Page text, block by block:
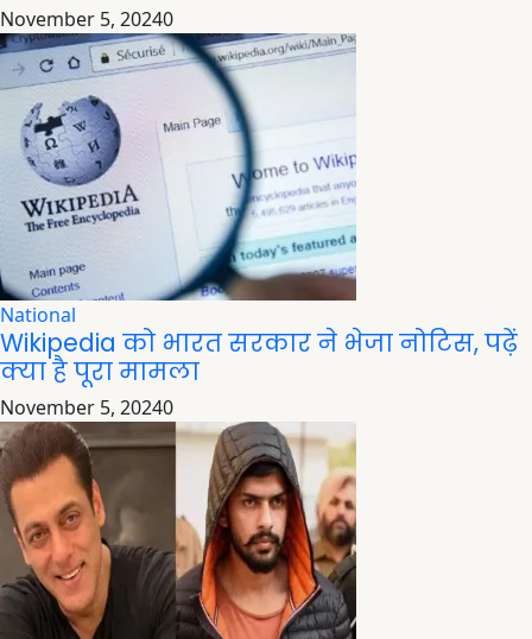
November 5, 20240
National
Wikipedia को भारत सरकार ने भेजा नोटिस, पढ़ें
क्या है पूरा मामला
November 5, 20240